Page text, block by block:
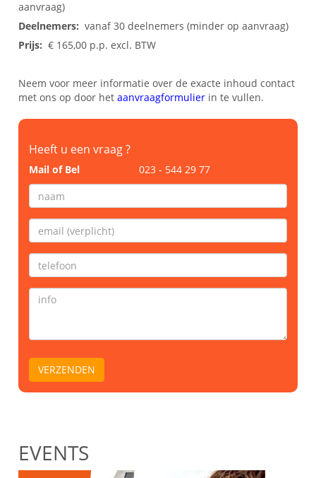
aanvraag)
Deelnemers: vanaf 30 deelnemers (minder op aanvraag)
Prijs: € 165,00 p.p. excl. BTW
Neem voor meer informatie over de exacte inhoud contact
met ons op door hetaanvraagformulier in te vullen.
Heeft u een vraag ?
Mail of Bel 023 - 544 29 77
EVENTS